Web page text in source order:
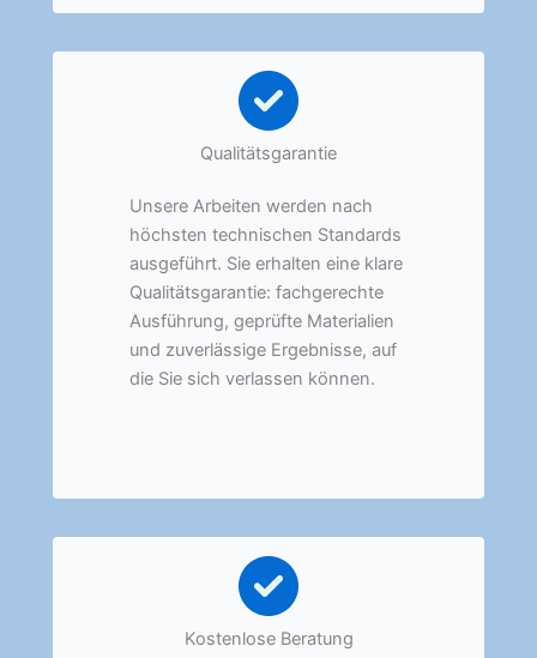
Qualitätsgarantie
Unsere Arbeiten werden nach
höchsten technischen Standards
ausgeführt. Sie erhalten eine klare
Qualitätsgarantie: fachgerechte
Ausführung, geprüfte Materialien
und zuverlässige Ergebnisse, auf
die Sie sich verlassen können.
Kostenlose Beratung